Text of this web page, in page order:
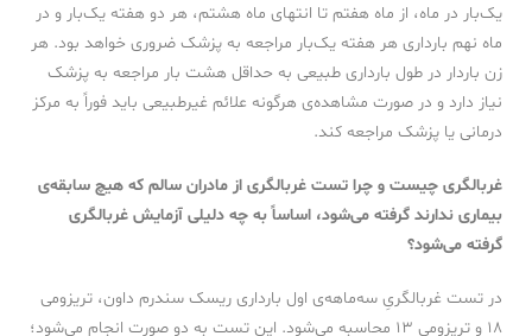
یک‌بار در ماه، از ماه هفتم تا انتهای ماه هشتم، هر دو هفته یک‌بار و در
ماه نهم بارداری هر هفته یک‌بار مراجعه به پزشک ضروری خواهد بود. هر
زن باردار در طول بارداری طبیعی به حداقل هشت بار مراجعه به پزشک
نیاز دارد و در صورت مشاهده‌ی هرگونه علائم غیرطبیعی باید فوراً به مرکز
درمانی یا پزشک مراجعه کند.
غربالگری چیست و چرا تست غربالگری از مادران سالم که هیچ سابقه‌ی
بیماری ندارند گرفته می‌شود، اساساً به چه دلیلی آزمایش غربالگری
گرفته می‌شود؟
در تست غربالگریِ سه‌ماهه‌ی اول بارداری ریسک سندرم داون، تریزومی
۱۸ و تریزومی ۱۳ محاسبه می‌شود. این تست به دو صورت انجام می‌شود؛